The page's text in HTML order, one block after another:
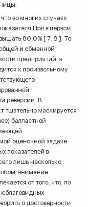
во многих случаях
Црп в первом
80,0% [ 7, 8 ]. То
и обменной
предприятий, в
к произвольному
реверсии. В
тщательно маскируется
балластной
оценочной задаче.
показателей в
лишь несколько
внимание
от того, что, по
о достоверности